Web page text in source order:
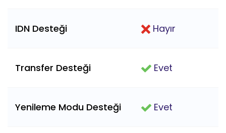
IDN Desteği Hayır
Transfer Desteği Evet
Yenileme Modu Desteği Evet